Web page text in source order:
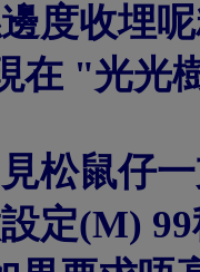
度收埋
在 "光光
松鼠仔
定(M)